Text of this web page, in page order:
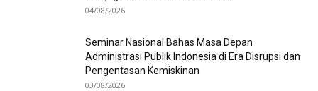
04/08/2026
Seminar Nasional Bahas Masa Depan
Administrasi Publik Indonesia di Era Disrupsi dan
Pengentasan Kemiskinan
03/08/2026